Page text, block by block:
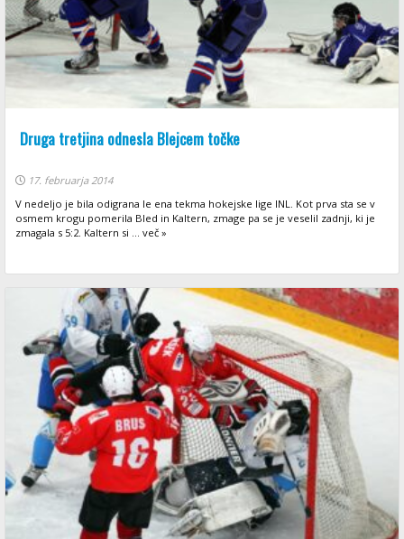
Druga tretjina odnesla Blejcem točke
17. februarja 2014
V nedeljo je bila odigrana le ena tekma hokejske lige INL. Kot prva sta se v
osmem krogu pomerila Bled in Kaltern, zmage pa se je veselil zadnji, ki je
zmagala s 5:2. Kaltern si ... več »